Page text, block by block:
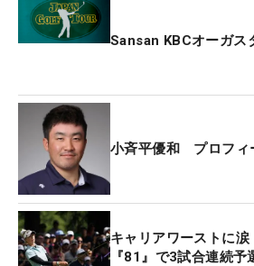
先に打った香妻の打球は左のラ
ンス到来かと思われたが、ここ
まれ、なんと“OB3連発”。大乱調
正規の18ホールと同じように「
んですが…。（一日を通して）あ
けですね。悔やまれるのは。な
ったのかは、分からないです」
た。
Sansan KBCオーガ
小斉平優和 プロフィ
キャリアワーストに
『81』で3試合連続